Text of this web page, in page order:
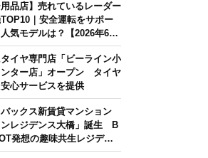
用品店】売れているレーダー
｜安全運転をサポー
人気モデルは？【2026年6月
イヤ専門店「ビーライン小
ター店」オープン タイヤ
心サービスを提供
ックス新賃貸マンション
ンレジデンス大橋」誕生 B
発想の趣味共生レジデン